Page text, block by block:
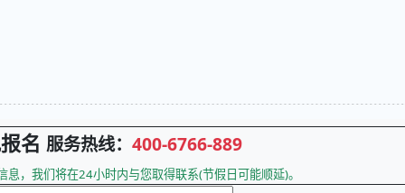
名 服务热线： 400-6766-889
，我们将在24小时内与您取得联系(节假日可能顺延)。